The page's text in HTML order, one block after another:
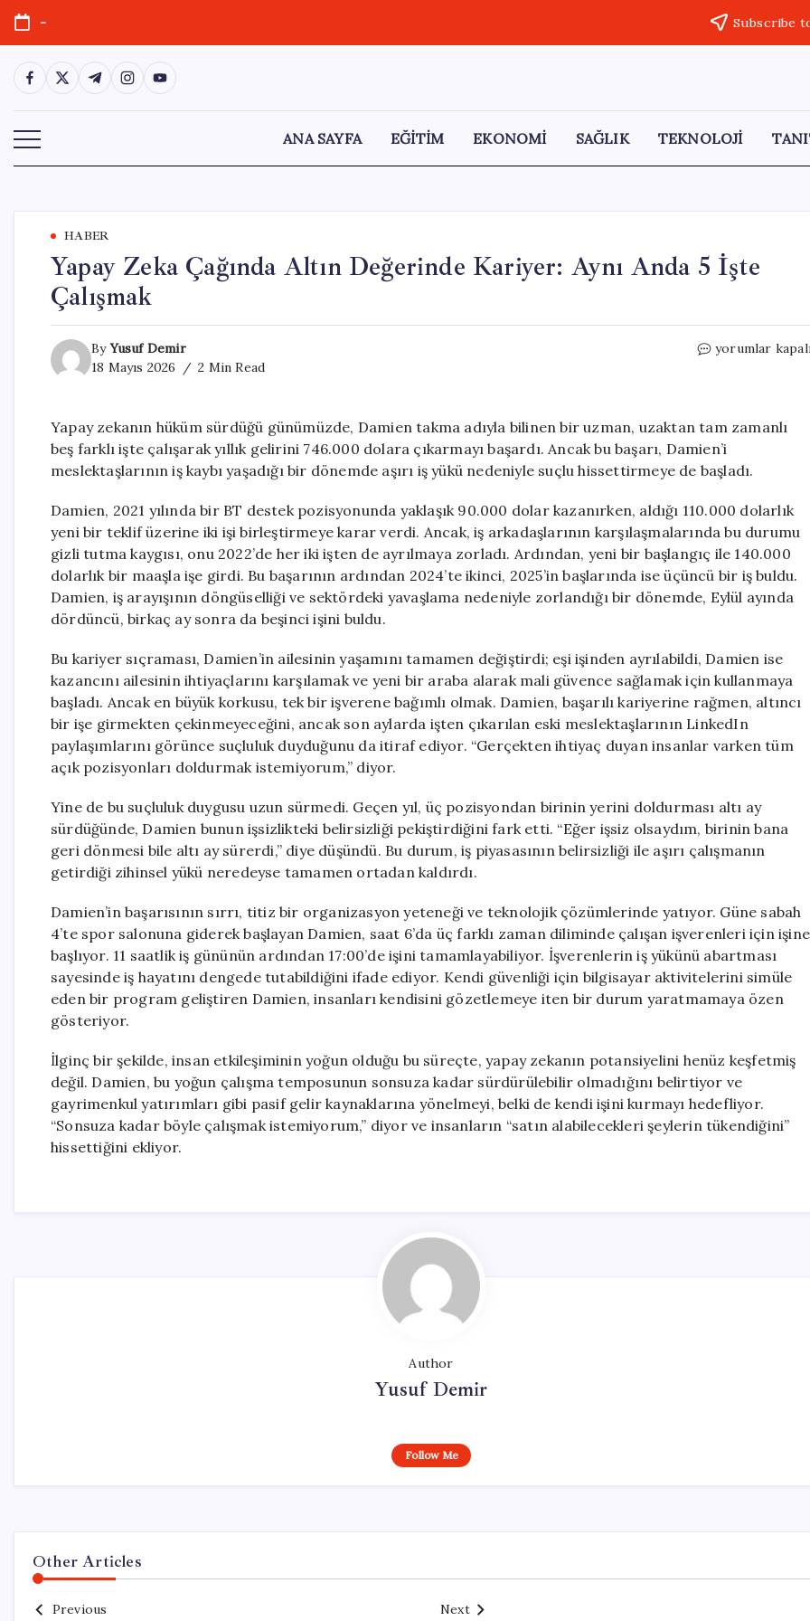
Skip
content
- Subscribe
https://www.facebook.com/
https://twitter.com/
https://t.me/
https://www.instagram.com/
https://youtube.com/
ANA SAYFA EĞİTİM EKONOMİ SAĞLIK TEKNOLOJİ
HABER
Yapay Zeka Çağında Altın Değerinde Kariyer: Aynı Anda 5 İşte
Çalışmak
ByYusuf Demir
18 Mayıs 2026
2 Min Read
Yapay
Değerinde
Kariyer:
Aynı
Anda
İşte
Çalışmak
için
yorumlar
Yapay zekanın hüküm sürdüğü günümüzde, Damien takma adıyla bilinen bir uzman, uzaktan tam zamanlı
beş farklı işte çalışarak yıllık gelirini 746.000 dolara çıkarmayı başardı. Ancak bu başarı, Damien’i
meslektaşlarının iş kaybı yaşadığı bir dönemde aşırı iş yükü nedeniyle suçlu hissettirmeye de başladı.
Damien, 2021 yılında bir BT destek pozisyonunda yaklaşık 90.000 dolar kazanırken, aldığı 110.000 dolarlık
yeni bir teklif üzerine iki işi birleştirmeye karar verdi. Ancak, iş arkadaşlarının karşılaşmalarında bu durumu
gizli tutma kaygısı, onu 2022’de her iki işten de ayrılmaya zorladı. Ardından, yeni bir başlangıç ile 140.000
dolarlık bir maaşla işe girdi. Bu başarının ardından 2024’te ikinci, 2025’in başlarında ise üçüncü bir iş buldu.
Damien, iş arayışının döngüselliği ve sektördeki yavaşlama nedeniyle zorlandığı bir dönemde, Eylül ayında
dördüncü, birkaç ay sonra da beşinci işini buldu.
Bu kariyer sıçraması, Damien’in ailesinin yaşamını tamamen değiştirdi; eşi işinden ayrılabildi, Damien ise
kazancını ailesinin ihtiyaçlarını karşılamak ve yeni bir araba alarak mali güvence sağlamak için kullanmaya
başladı. Ancak en büyük korkusu, tek bir işverene bağımlı olmak. Damien, başarılı kariyerine rağmen, altıncı
bir işe girmekten çekinmeyeceğini, ancak son aylarda işten çıkarılan eski meslektaşlarının LinkedIn
paylaşımlarını görünce suçluluk duyduğunu da itiraf ediyor. “Gerçekten ihtiyaç duyan insanlar varken tüm
açık pozisyonları doldurmak istemiyorum,” diyor.
Yine de bu suçluluk duygusu uzun sürmedi. Geçen yıl, üç pozisyondan birinin yerini doldurması altı ay
sürdüğünde, Damien bunun işsizlikteki belirsizliği pekiştirdiğini fark etti. “Eğer işsiz olsaydım, birinin bana
geri dönmesi bile altı ay sürerdi,” diye düşündü. Bu durum, iş piyasasının belirsizliği ile aşırı çalışmanın
getirdiği zihinsel yükü neredeyse tamamen ortadan kaldırdı.
Damien’in başarısının sırrı, titiz bir organizasyon yeteneği ve teknolojik çözümlerinde yatıyor. Güne sabah
4’te spor salonuna giderek başlayan Damien, saat 6’da üç farklı zaman diliminde çalışan işverenleri için işine
başlıyor. 11 saatlik iş gününün ardından 17:00’de işini tamamlayabiliyor. İşverenlerin iş yükünü abartması
sayesinde iş hayatını dengede tutabildiğini ifade ediyor. Kendi güvenliği için bilgisayar aktivitelerini simüle
eden bir program geliştiren Damien, insanları kendisini gözetlemeye iten bir durum yaratmamaya özen
gösteriyor.
İlginç bir şekilde, insan etkileşiminin yoğun olduğu bu süreçte, yapay zekanın potansiyelini henüz keşfetmiş
değil. Damien, bu yoğun çalışma temposunun sonsuza kadar sürdürülebilir olmadığını belirtiyor ve
gayrimenkul yatırımları gibi pasif gelir kaynaklarına yönelmeyi, belki de kendi işini kurmayı hedefliyor.
“Sonsuza kadar böyle çalışmak istemiyorum,” diyor ve insanların “satın alabilecekleri şeylerin tükendiğini”
hissettiğini ekliyor.
Author
Yusuf Demir
Follow Me
Other Articles
Previous Next